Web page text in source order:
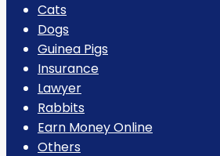
Cats
Dogs
Guinea Pigs
Insurance
Lawyer
Rabbits
Earn Money Online
Others